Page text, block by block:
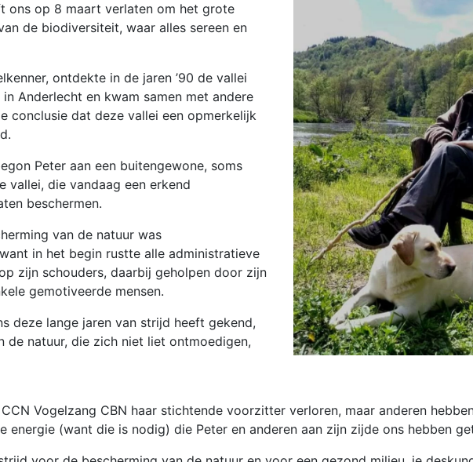
ons op 8 maart verlaten om het grote
de biodiversiteit, waar alles sereen en
ontdekte in de jaren ’90 de vallei
Anderlecht en kwam samen met andere
conclusie dat deze vallei een opmerkelijk
Peter aan een buitengewone, soms
vallei, die vandaag een erkend
beschermen.
van de natuur was
in het begin rustte alle administratieve
zijn schouders, daarbij geholpen door zijn
gemotiveerde mensen.
deze lange jaren van strijd heeft gekend,
de natuur, die zich niet liet ontmoedigen,
Vogelzang CBN haar stichtende voorzitter verloren, maar anderen
energie (want die is nodig) die Peter en anderen aan zijn zijde ons hebben